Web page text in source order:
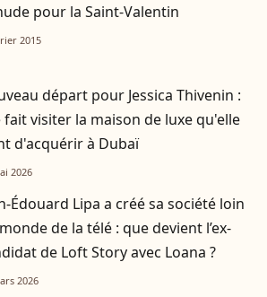
pour la Saint-Valentin
2015
départ pour Jessica Thivenin :
fait visiter la maison de luxe qu'elle
d'acquérir à Dubaï
2026
Édouard Lipa a créé sa société loin
de la télé : que devient l’ex-
de Loft Story avec Loana ?
2026